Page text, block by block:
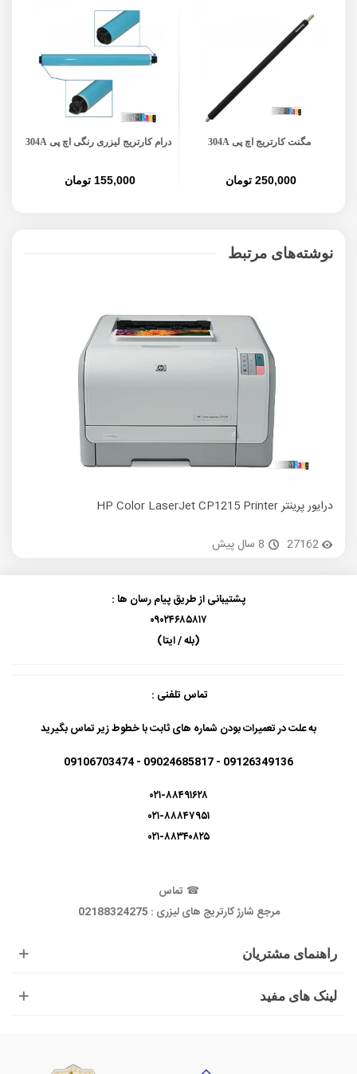
مگنت کارتریج اچ پی 304A
250,000 تومان
درام کارتریج لیزری رنگی اچ پی 304A
155,000 تومان
نوشته‌های مرتبط
درایور پرینتر HP Color LaserJet CP1215 Printer
27162
8 سال پیش
راهنمای مشتریان
لینک های مفید
پشتیبانی از طریق پیام رسان ها :
۰۹۰۲۴۶۸۵۸۱۷
(بله / ایتا)
تماس تلفنی :
به علت در تعمیرات بودن شماره های ثابت با خطوط زیر تماس بگیرید
09126349136 - 09024685817 - 09106703474
۰۲۱-۸۸۴۹۱۶۲۸
۰۲۱-۸۸۸۴۷۹۵۱
۰۲۱-۸۸۳۴۰۸۲۵
☎ تماس
مرجع شارژ کارتریج های لیزری : 02188324275